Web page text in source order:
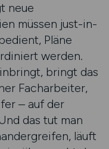
neue
müssen just-in-
Pläne
werden.
bringt das
Facharbeiter,
– auf der
das tut man
läuft